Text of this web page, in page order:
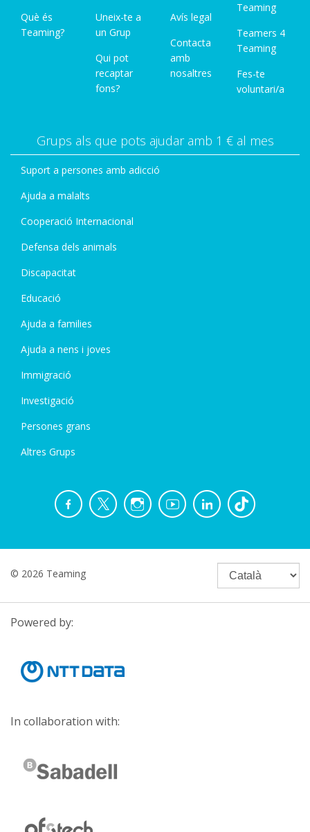
Què és
Teaming?
Uneix-te a
un Grup
Qui pot
recaptar
fons?
Avís legal
Contacta
amb
nosaltres
Teaming
Teamers 4
Teaming
Fes-te
voluntari/a
Grups als que pots ajudar amb 1 € al mes
Suport a persones amb adicció
Ajuda a malalts
Cooperació Internacional
Defensa dels animals
Discapacitat
Educació
Ajuda a families
Ajuda a nens i joves
Immigració
Investigació
Persones grans
Altres Grups
© 2026 Teaming
Powered by:
In collaboration with: